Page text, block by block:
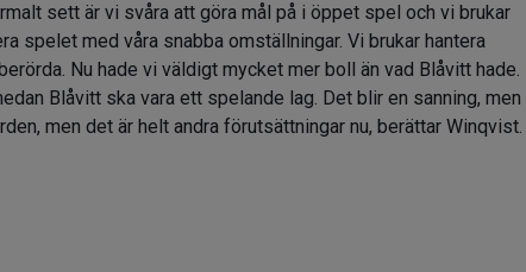
sett är vi svåra att göra mål på i öppet spel och vi brukar
spelet med våra snabba omställningar. Vi brukar hantera
Nu hade vi väldigt mycket mer boll än vad Blåvitt hade.
Blåvitt ska vara ett spelande lag. Det blir en sanning, men
men det är helt andra förutsättningar nu, berättar Winqvist.